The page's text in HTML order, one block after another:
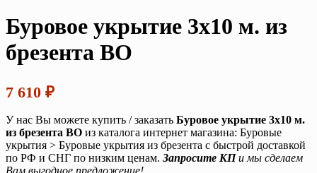
Буровое укрытие 3х10 м. из
брезента ВО
7 610 ₽
У нас Вы можете купить / заказать Буровое укрытие 3х10 м.
из брезента ВО из каталога интернет магазина: Буровые
укрытия > Буровые укрытия из брезента с быстрой доставкой
по РФ и СНГ по низким ценам. Запросите КПи мы сделаем